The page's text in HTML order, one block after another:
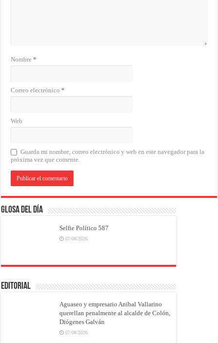
Nombre*
Correo electrónico*
Web
Guarda mi nombre, correo electrónico y web en este navegador para la
próxima vez que comente.
Glosa del Día
Selfie Político 587
07/08/2026
EDITORIAL
Aguaseo y empresario Aníbal Vallarino
querellan penalmente al alcalde de Colón,
Diógenes Galván
07/08/2026